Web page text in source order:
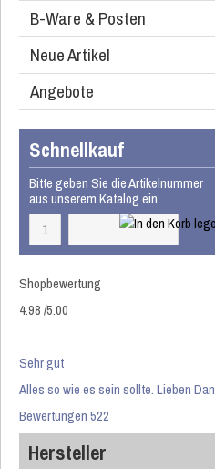
B-Ware & Posten
Neue Artikel
Angebote
Schnellkauf
Bitte geben Sie die Artikelnummer
aus unserem Katalog ein.
Shopbewertung
4.98/5.00
Sehr gut
Alles so wie es sein sollte. Lieben
Bewertungen 522
Hersteller